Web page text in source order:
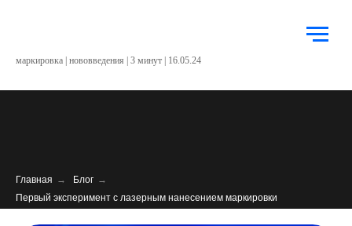
маркировка | нововведения | 3 минут | 16.05.24
Главная → Блог →
Первый эксперимент с лазерным нанесением маркировки